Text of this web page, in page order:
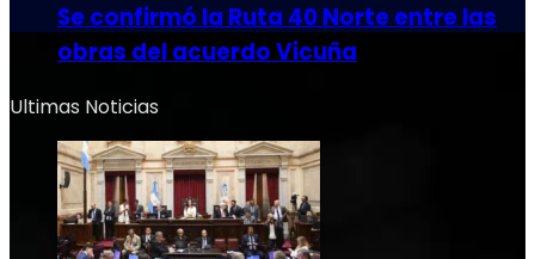
Se confirmó la Ruta 40 Norte entre las
obras del acuerdo Vicuña
Ultimas Noticias